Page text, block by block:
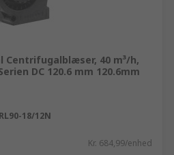
40 m³/h,
DC 120.6 mm 120.6mm
RL90-18/12N
Kr. 684,99/enhed